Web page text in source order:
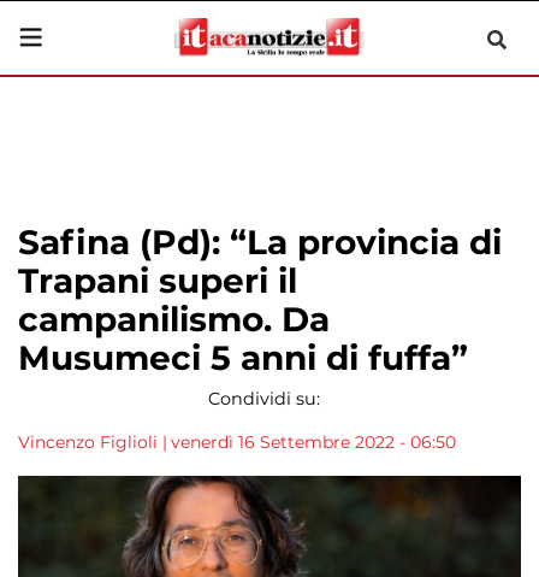
Safina (Pd): “La provincia di
Trapani superi il
campanilismo. Da
Musumeci 5 anni di fuffa”
Condividi su:
Vincenzo Figlioli | venerdì 16 Settembre 2022 - 06:50